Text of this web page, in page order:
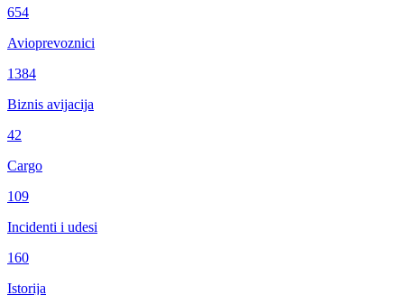
654
Avioprevoznici
1384
Biznis avijacija
42
Cargo
109
Incidenti i udesi
160
Istorija